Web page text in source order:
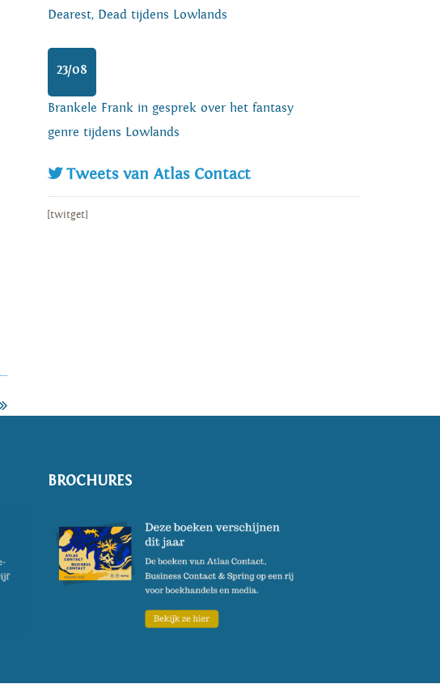
Dearest, Dead tijdens Lowlands
23/08
Brankele Frank in gesprek over het fantasy
genre tijdens Lowlands
Tweets van Atlas Contact
[twitget]
BROCHURES